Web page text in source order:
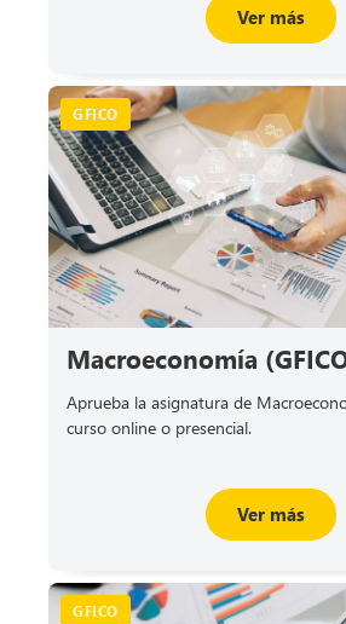
Ver más
GFICO
Macroeconomía
Aprueba la asignatura de
curso online o presencial.
Ver más
GFICO